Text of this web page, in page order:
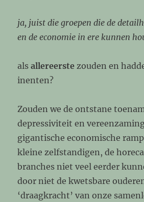
ja, juist die groepen die de
en de economie in ere kunnen
alsallereerste zouden en
inenten?
Zouden we de ontstane
depressiviteit en
gigantische economische
kleine zelfstandigen, de
branches niet veel eerder
door niet de kwetsbare
‘draagkracht’ van onze